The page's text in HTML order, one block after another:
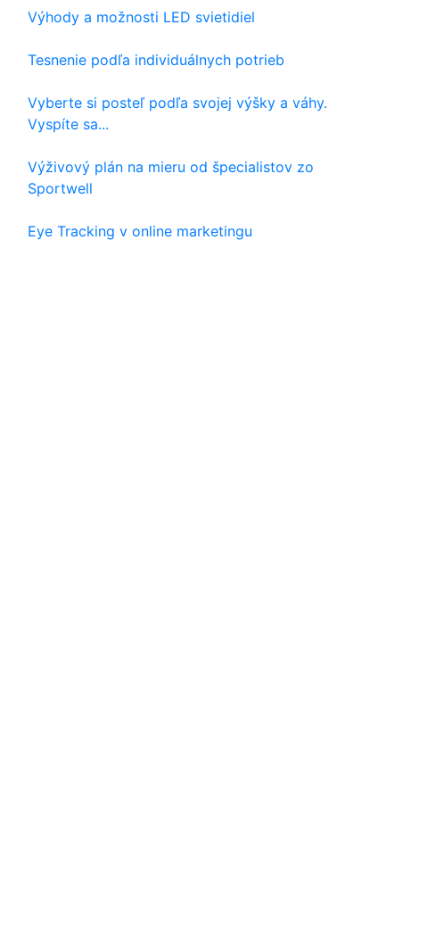
Výhody a možnosti LED svietidiel
Tesnenie podľa individuálnych potrieb
Vyberte si posteľ podľa svojej výšky a váhy.
Vyspíte sa...
Výživový plán na mieru od špecialistov zo
Sportwell
Eye Tracking v online marketingu